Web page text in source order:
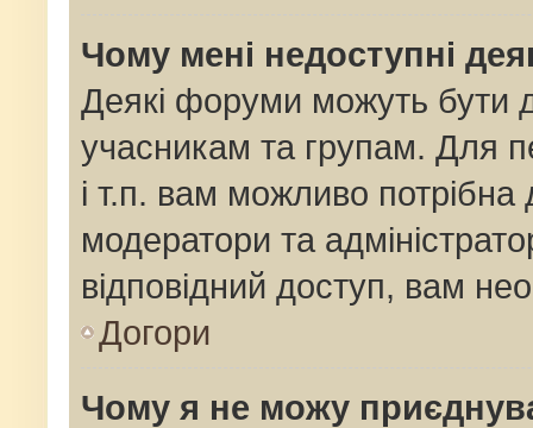
Чому мені недоступні
Деякі форуми можуть бути
учасникам та групам. Для
і т.п. вам можливо
модератори та
відповідний доступ, вам
Догори
Чому я не можу